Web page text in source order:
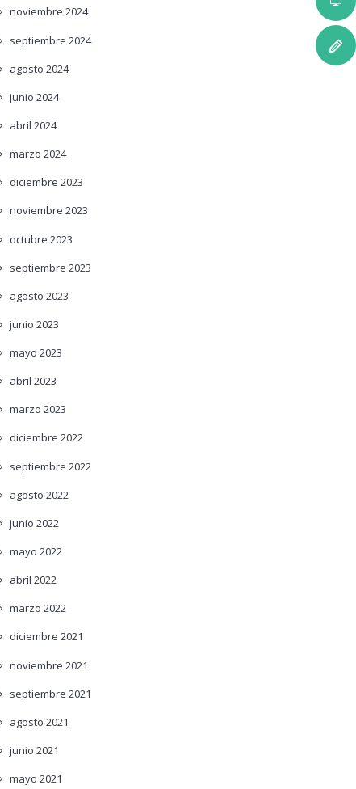
noviembre 2024
septiembre 2024
agosto 2024
junio 2024
abril 2024
marzo 2024
diciembre 2023
noviembre 2023
octubre 2023
septiembre 2023
agosto 2023
junio 2023
mayo 2023
abril 2023
marzo 2023
diciembre 2022
septiembre 2022
agosto 2022
junio 2022
mayo 2022
abril 2022
marzo 2022
diciembre 2021
noviembre 2021
septiembre 2021
agosto 2021
junio 2021
mayo 2021